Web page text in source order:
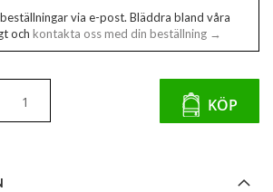
via e-post. Bläddra bland våra
och kontakta oss med din beställning →
KÖP